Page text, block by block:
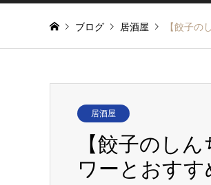
ブログ 居酒屋 【餃子
居酒屋
【餃子のし
ワーとおすす